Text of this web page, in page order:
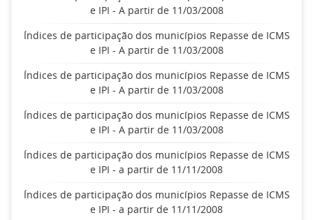
e IPI - A partir de 11/03/2008
Índices de participação dos municípios Repasse de ICMS
e IPI - A partir de 11/03/2008
Índices de participação dos municípios Repasse de ICMS
e IPI - A partir de 11/03/2008
Índices de participação dos municípios Repasse de ICMS
e IPI - A partir de 11/03/2008
Índices de participação dos municípios Repasse de ICMS
e IPI - a partir de 11/11/2008
Índices de participação dos municípios Repasse de ICMS
e IPI - a partir de 11/11/2008